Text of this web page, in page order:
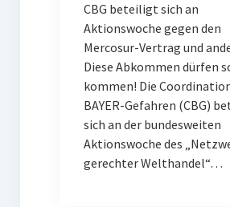
CBG beteiligt sich an
Aktionswoche gegen den
Mercosur-Vertrag und
Diese Abkommen dürfen
kommen! Die
BAYER-Gefahren (CBG)
sich an der bundesweiten
Aktionswoche des
gerechter Welthandel“…